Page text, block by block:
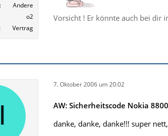
Andere
o2
Vertrag
Vorsicht ! Er könnte auch bei dir
7. Oktober 2006 um 20:02
AW: Sicherheitscode Nokia 8800
danke, danke, danke!!! super